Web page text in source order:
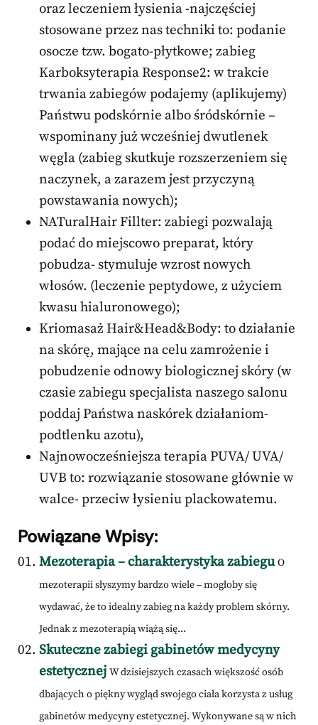
oraz leczeniem łysienia -najczęściej
stosowane przez nas techniki to: podanie
osocze tzw. bogato-płytkowe; zabieg
Karboksyterapia Response2: w trakcie
trwania zabiegów podajemy (aplikujemy)
Państwu podskórnie albo śródskórnie –
wspominany już wcześniej dwutlenek
węgla (zabieg skutkuje rozszerzeniem się
naczynek, a zarazem jest przyczyną
powstawania nowych);
NATuralHair Fillter: zabiegi pozwalają
podać do miejscowo preparat, który
pobudza- stymuluje wzrost nowych
włosów. (leczenie peptydowe, z użyciem
kwasu hialuronowego);
Kriomasaż Hair&Head&Body: to działanie
na skórę, mające na celu zamrożenie i
pobudzenie odnowy biologicznej skóry (w
czasie zabiegu specjalista naszego salonu
poddaj Państwa naskórek działaniom-
podtlenku azotu),
Najnowocześniejsza terapia PUVA/ UVA/
UVB to: rozwiązanie stosowane głównie w
walce- przeciw łysieniu plackowatemu.
Powiązane Wpisy:
Mezoterapia – charakterystyka zabiegu O
mezoterapii słyszymy bardzo wiele – mogłoby się
wydawać, że to idealny zabieg na każdy problem skórny.
Jednak z mezoterapią wiążą się...
Skuteczne zabiegi gabinetów medycyny
estetycznej W dzisiejszych czasach większość osób
dbających o piękny wygląd swojego ciała korzysta z usług
gabinetów medycyny estetycznej. Wykonywane są w nich